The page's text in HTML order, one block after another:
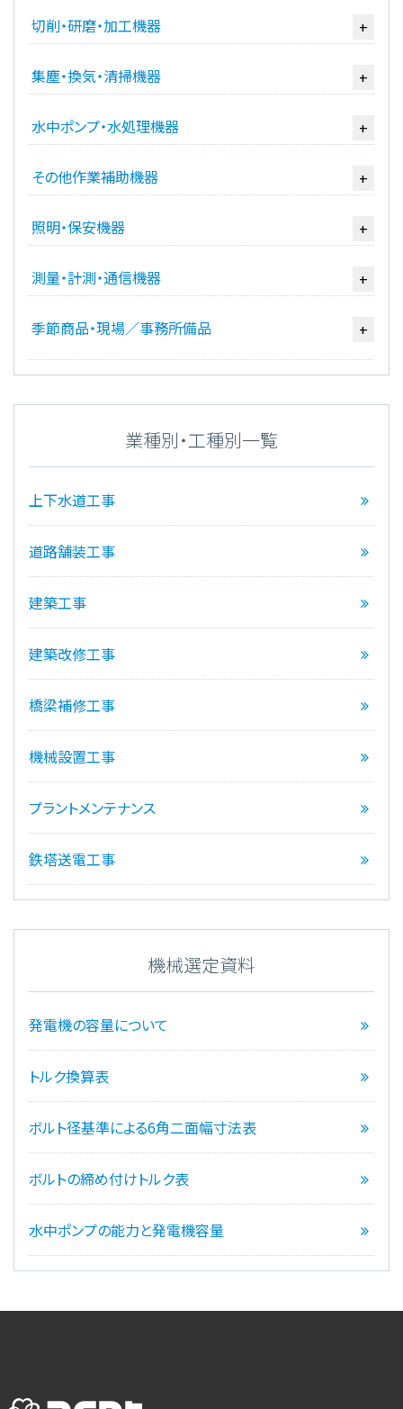
切削・研磨・加工機器 +
集塵・換気・清掃機器 +
水中ポンプ・水処理機器 +
その他作業補助機器 +
照明・保安機器 +
測量・計測・通信機器 +
季節商品・現場／事務所備品 +
業種別・工種別一覧
上下水道工事
道路舗装工事
建築工事
建築改修工事
橋梁補修工事
機械設置工事
プラントメンテナンス
鉄塔送電工事
機械選定資料
発電機の容量について
トルク換算表
ボルト径基準による6角二面幅寸法表
ボルトの締め付けトルク表
水中ポンプの能力と発電機容量